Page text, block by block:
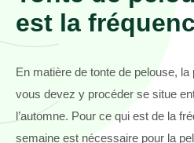
est la
En matière de tonte de pelouse,
vous devez y procéder se situe
l’automne. Pour ce qui est de la
semaine est nécessaire pour la